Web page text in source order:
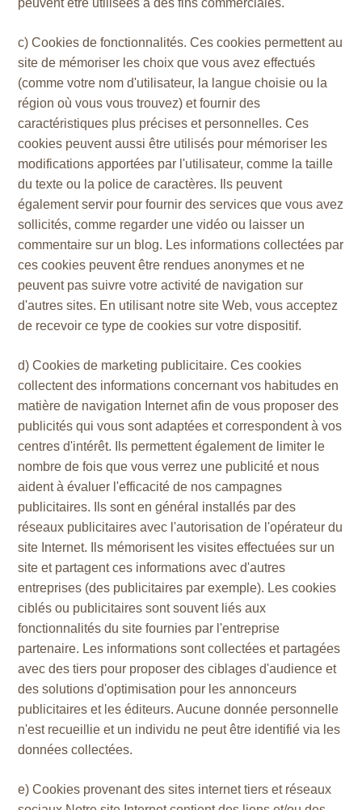
peuvent être utilisées à des fins commerciales.
c) Cookies de fonctionnalités. Ces cookies permettent au
site de mémoriser les choix que vous avez effectués
(comme votre nom d'utilisateur, la langue choisie ou la
région où vous vous trouvez) et fournir des
caractéristiques plus précises et personnelles. Ces
cookies peuvent aussi être utilisés pour mémoriser les
modifications apportées par l'utilisateur, comme la taille
du texte ou la police de caractères. Ils peuvent
également servir pour fournir des services que vous avez
sollicités, comme regarder une vidéo ou laisser un
commentaire sur un blog. Les informations collectées par
ces cookies peuvent être rendues anonymes et ne
peuvent pas suivre votre activité de navigation sur
d'autres sites. En utilisant notre site Web, vous acceptez
de recevoir ce type de cookies sur votre dispositif.
d) Cookies de marketing publicitaire. Ces cookies
collectent des informations concernant vos habitudes en
matière de navigation Internet afin de vous proposer des
publicités qui vous sont adaptées et correspondent à vos
centres d'intérêt. Ils permettent également de limiter le
nombre de fois que vous verrez une publicité et nous
aident à évaluer l'efficacité de nos campagnes
publicitaires. Ils sont en général installés par des
réseaux publicitaires avec l'autorisation de l'opérateur du
site Internet. Ils mémorisent les visites effectuées sur un
site et partagent ces informations avec d'autres
entreprises (des publicitaires par exemple). Les cookies
ciblés ou publicitaires sont souvent liés aux
fonctionnalités du site fournies par l'entreprise
partenaire. Les informations sont collectées et partagées
avec des tiers pour proposer des ciblages d'audience et
des solutions d'optimisation pour les annonceurs
publicitaires et les éditeurs. Aucune donnée personnelle
n'est recueillie et un individu ne peut être identifié via les
données collectées.
e) Cookies provenant des sites internet tiers et réseaux